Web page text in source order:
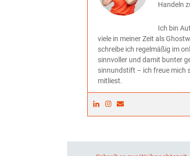
Handeln
Ich bin
viele in meiner Zeit als
schreibe ich regelmäßig im
sinnvoller und damit bunter
sinnundstift – ich freue mich
mitliest.